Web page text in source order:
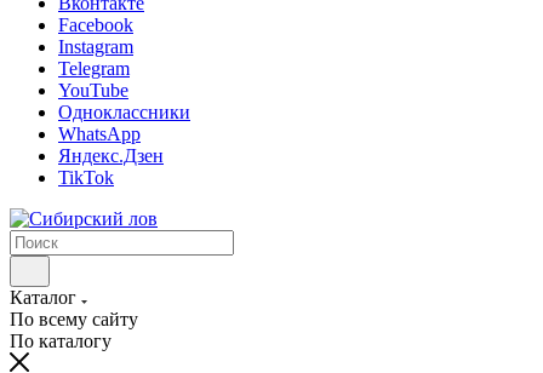
Facebook
Instagram
Telegram
YouTube
Одноклассники
WhatsApp
Яндекс.Дзен
TikTok
Каталог
По всему сайту
По каталогу